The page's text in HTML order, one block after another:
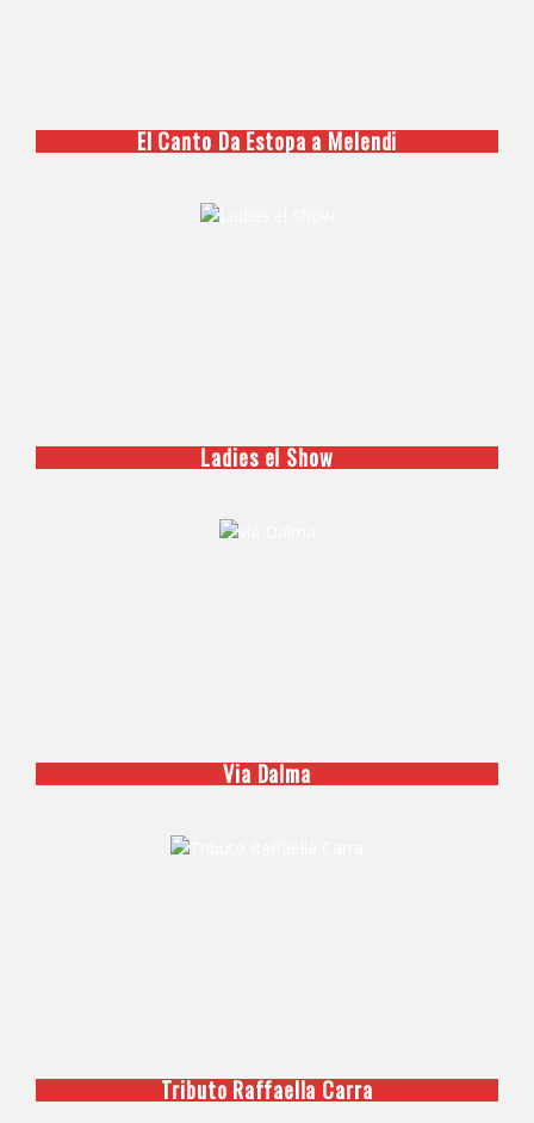
El Canto Da Estopa a Melendi
Ladies el Show
Via Dalma
Tributo Raffaella Carra